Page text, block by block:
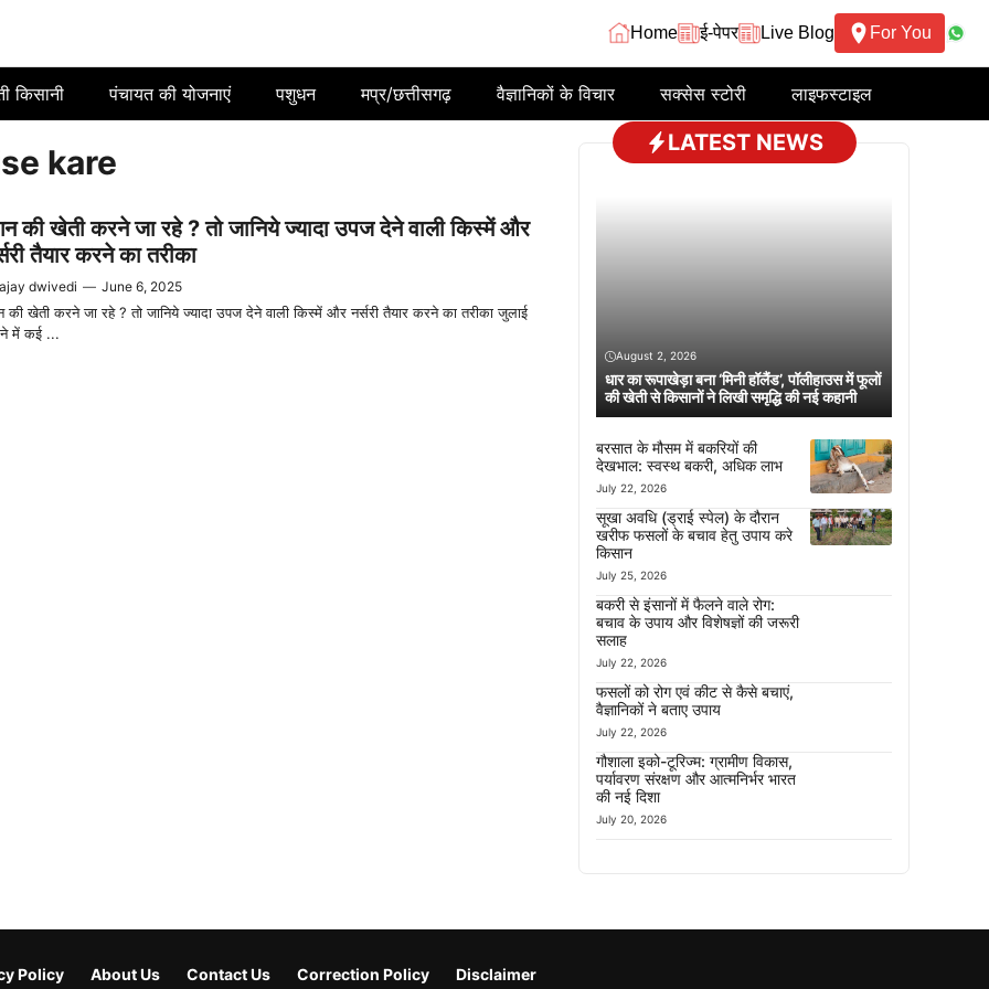
Home ई-पेपर Live Blog For You
किसानी पंचायत की योजनाएं पशुधन मप्र/छत्तीसगढ़ वैज्ञानिकों के विचार सक्सेस स्टोरी लाइफस्टाइल
kare
की खेती करने जा रहे ? तो जानिये ज्यादा उपज देने वाली किस्में और
तैयार करने का तरीका
ajay dwivedi — June 6, 2025
की खेती करने जा रहे ? तो जानिये ज्यादा उपज देने वाली किस्में और नर्सरी तैयार करने का तरीका जुलाई
में कई ...
LATEST NEWS
August 2, 2026
धार का रूपाखेड़ा बना ‘मिनी हॉलैंड’, पॉलीहाउस में फूलों
की खेती से किसानों ने लिखी समृद्धि की नई कहानी
बरसात के मौसम में बकरियों की
देखभाल: स्वस्थ बकरी, अधिक लाभ
July 22, 2026
सूखा अवधि (ड्राई स्पेल) के दौरान
खरीफ फसलों के बचाव हेतु उपाय करे
किसान
July 25, 2026
बकरी से इंसानों में फैलने वाले रोग:
बचाव के उपाय और विशेषज्ञों की जरूरी
सलाह
July 22, 2026
फसलों को रोग एवं कीट से कैसे बचाएं,
वैज्ञानिकों ने बताए उपाय
July 22, 2026
गौशाला इको-टूरिज्म: ग्रामीण विकास,
पर्यावरण संरक्षण और आत्मनिर्भर भारत
की नई दिशा
July 20, 2026
Policy About Us Contact Us Correction Policy Disclaimer